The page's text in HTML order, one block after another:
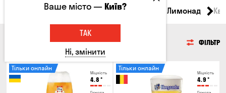
Всі товари Пиво Сидр Лимонад
ФІЛЬТР
Міцність
4.8 °
Тільки онлайн
Міцність
4.9 °
Тільки онлайн
Ваше місто —Київ?
ТАК
Ні, змінити